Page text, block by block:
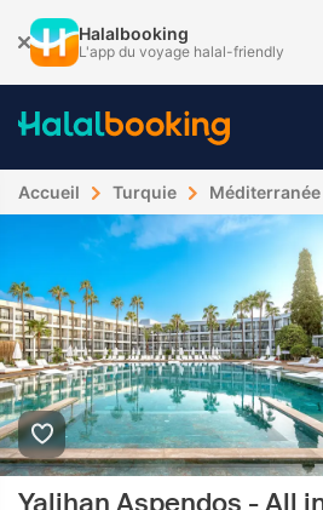
Halalbooking
L'app du voyage halal-friendly
Accueil Turquie Méditerranée
Yalihan Aspendos - All